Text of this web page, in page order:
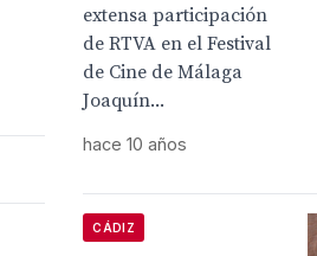
extensa participación
de RTVA en el Festival
de Cine de Málaga
Joaquín...
hace 10 años
CÁDIZ